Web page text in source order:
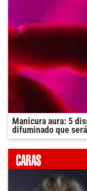
Manicura aura: 5
difuminado que